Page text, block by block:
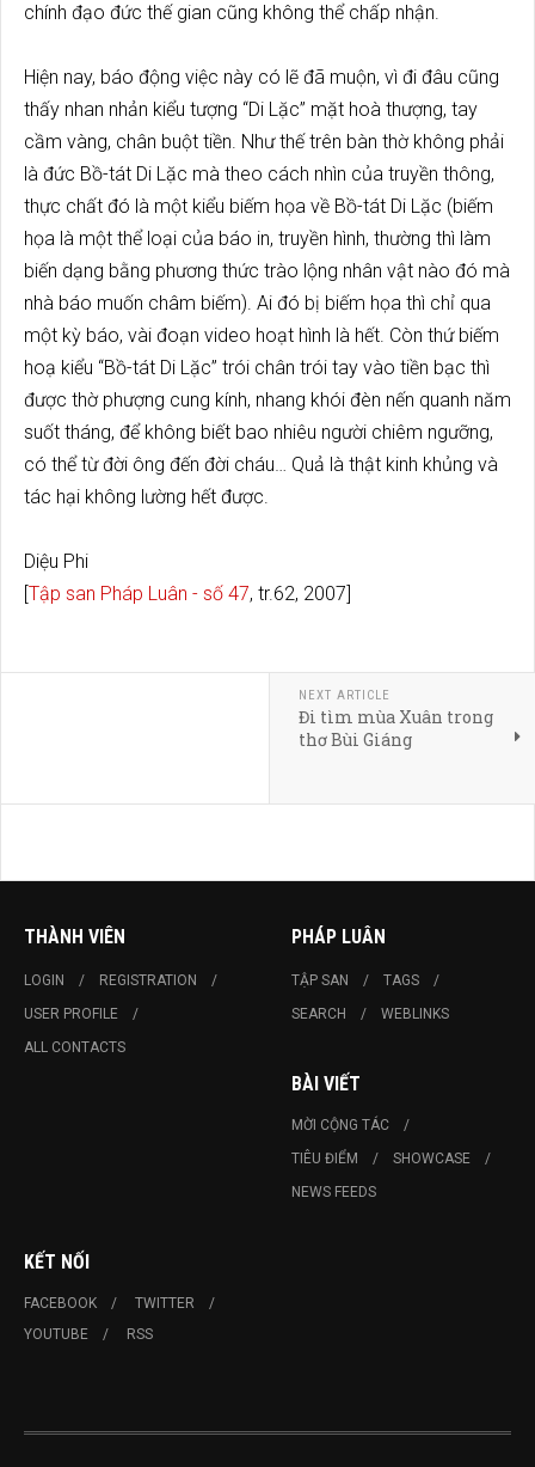
chính đạo đức thế gian cũng không thể chấp nhận.
Hiện nay, báo động việc này có lẽ đã muộn, vì đi đâu cũng
thấy nhan nhản kiểu tượng “Di Lặc” mặt hoà thượng, tay
cầm vàng, chân buột tiền. Như thế trên bàn thờ không phải
là đức Bồ-tát Di Lặc mà theo cách nhìn của truyền thông,
thực chất đó là một kiểu biếm họa về Bồ-tát Di Lặc (biếm
họa là một thể loại của báo in, truyền hình, thường thì làm
biến dạng bằng phương thức trào lộng nhân vật nào đó mà
nhà báo muốn châm biếm). Ai đó bị biếm họa thì chỉ qua
một kỳ báo, vài đoạn video hoạt hình là hết. Còn thứ biếm
hoạ kiểu “Bồ-tát Di Lặc” trói chân trói tay vào tiền bạc thì
được thờ phượng cung kính, nhang khói đèn nến quanh năm
suốt tháng, để không biết bao nhiêu người chiêm ngưỡng,
có thể từ đời ông đến đời cháu… Quả là thật kinh khủng và
tác hại không lường hết được.
Diệu Phi
[Tập san Pháp Luân - số 47, tr.62, 2007]
NEXT ARTICLE
Đi tìm mùa Xuân trong
thơ Bùi Giáng
THÀNH VIÊN
LOGIN
REGISTRATION
USER PROFILE
ALL CONTACTS
PHÁP LUÂN
TẬP SAN
TAGS
SEARCH
WEBLINKS
BÀI VIẾT
MỜI CỘNG TÁC
TIÊU ĐIỂM
SHOWCASE
NEWS FEEDS
KẾT NỐI
FACEBOOK
TWITTER
YOUTUBE
RSS